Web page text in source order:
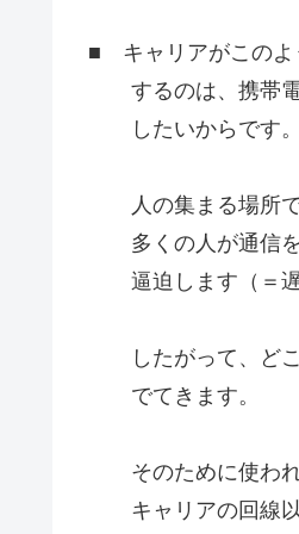
■ キャリアがこのよ
するのは、携帯電
したいからです。
人の集まる場所で
多くの人が通信を
逼迫します（＝遅
したがって、どこ
でてきます。
そのために使われ
キャリアの回線以